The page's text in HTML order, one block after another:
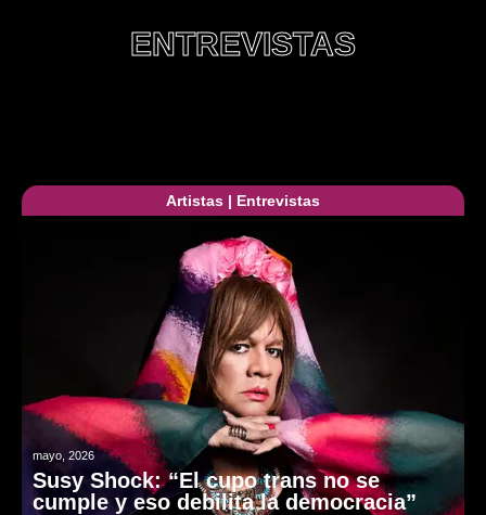
ENTREVISTAS
Artistas | Entrevistas
mayo, 2026
Susy Shock: “El cupo trans no se
cumple y eso debilita la democracia”